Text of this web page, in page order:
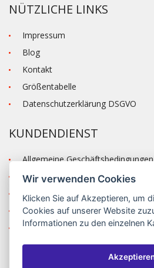
NÜTZLICHE LINKS
Impressum
Blog
Kontakt
Größentabelle
Datenschutzerklärung DSGVO
KUNDENDIENST
Allgemeine Geschäftsbedingungen
Versand und Zahlung
Reklamation
Anmelden
Registrieren
©2026 MODA ČAPEK s.r.o. Made by
Wir verwenden Cookies
Klicken Sie auf Akzeptieren, um
Cookies auf unserer Website
Informationen zu den einzelnen